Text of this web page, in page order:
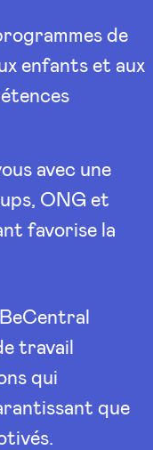
de
enfants et aux
avec une
ONG et
favorise la
BeCentral
travail
qui
que